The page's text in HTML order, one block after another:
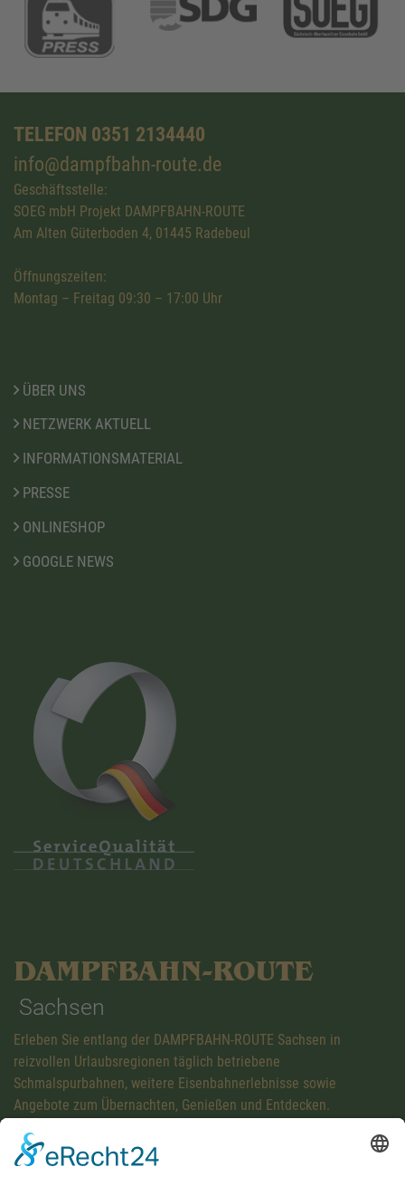
TELEFON 0351 2134440
info@dampfbahn-route.de
Geschäftsstelle:
SOEG mbH Projekt DAMPFBAHN-ROUTE
Am Alten Güterboden 4, 01445 Radebeul
Öffnungszeiten:
Montag – Freitag 09:30 – 17:00 Uhr
ÜBER UNS
NETZWERK AKTUELL
INFORMATIONSMATERIAL
PRESSE
ONLINESHOP
GOOGLE NEWS
DAMPFBAHN-ROUTE
Sachsen
Erleben Sie entlang der DAMPFBAHN-ROUTE Sachsen in
reizvollen Urlaubsregionen täglich betriebene
Schmalspurbahnen, weitere Eisenbahnerlebnisse sowie
Angebote zum Übernachten, Genießen und Entdecken.